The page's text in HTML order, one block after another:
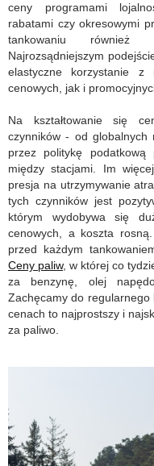
ceny programami
rabatami czy okresowymi
tankowaniu również
Najrozsądniejszym
elastyczne korzystanie
cenowych, jak i
Na kształtowanie się
czynników - od globalnych
przez politykę
między stacjami. Im
presja na utrzymywanie
tych czynników jest
którym wydobywa się
cenowych, a koszta
przed każdym
Ceny paliw, w której co
za benzynę, olej
Zachęcamy do
cenach to najprostszy i
za paliwo.